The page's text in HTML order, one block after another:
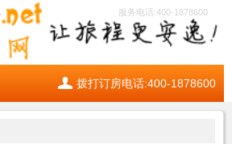
服务电话:400-1878600
拨打订房电话:400-1878600